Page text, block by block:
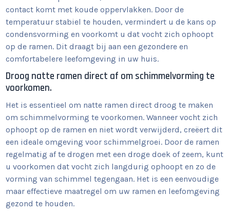
contact komt met koude oppervlakken. Door de
temperatuur stabiel te houden, vermindert u de kans op
condensvorming en voorkomt u dat vocht zich ophoopt
op de ramen. Dit draagt bij aan een gezondere en
comfortabelere leefomgeving in uw huis.
Droog natte ramen direct af om schimmelvorming te
voorkomen.
Het is essentieel om natte ramen direct droog te maken
om schimmelvorming te voorkomen. Wanneer vocht zich
ophoopt op de ramen en niet wordt verwijderd, creëert dit
een ideale omgeving voor schimmelgroei. Door de ramen
regelmatig af te drogen met een droge doek of zeem, kunt
u voorkomen dat vocht zich langdurig ophoopt en zo de
vorming van schimmel tegengaan. Het is een eenvoudige
maar effectieve maatregel om uw ramen en leefomgeving
gezond te houden.